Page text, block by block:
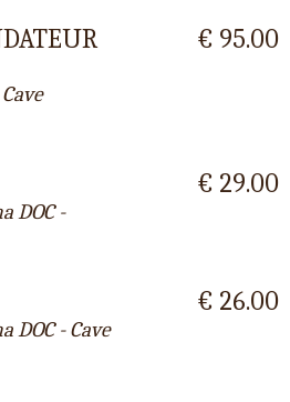
€ 95.00
DOC -
€ 29.00
DOC - Cave
€ 26.00